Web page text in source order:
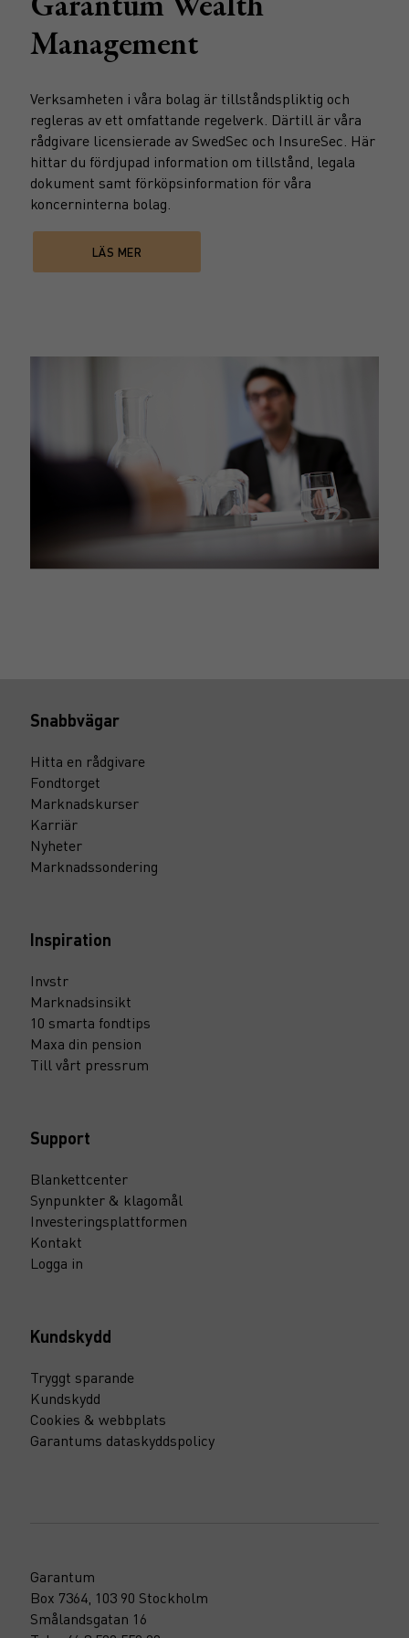
Garantum Wealth
Management
Verksamheten i våra bolag är tillståndspliktig och
regleras av ett omfattande regelverk. Därtill är våra
rådgivare licensierade av SwedSec och InsureSec. Här
hittar du fördjupad information om tillstånd, legala
dokument samt förköpsinformation för våra
koncerninterna bolag.
LÄS MER
Snabbvägar
Hitta en rådgivare
Fondtorget
Marknadskurser
Karriär
Nyheter
Marknadssondering
Inspiration
Invstr
Marknadsinsikt
10 smarta fondtips
Maxa din pension
Till vårt pressrum
Support
Blankettcenter
Synpunkter & klagomål
Investeringsplattformen
Kontakt
Logga in
Kundskydd
Tryggt sparande
Kundskydd
Cookies & webbplats
Garantums dataskyddspolicy
Garantum
Box 7364, 103 90 Stockholm
Smålandsgatan 16